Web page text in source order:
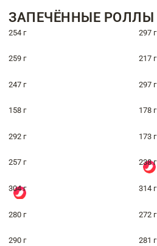
ЗАПЕЧЁННЫЕ РОЛЛЫ
254 г 297 г
259 г 217 г
247 г 297 г
158 г 178 г
292 г 173 г
257 г 238 г
304 г 314 г
280 г 272 г
290 г 281 г